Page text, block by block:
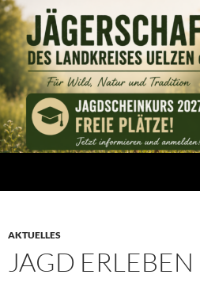
Zum
Inhalt
springen
AKTUELLES
JAGD ERLEBEN